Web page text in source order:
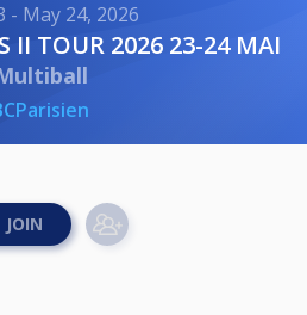
- May 24, 2026
II TOUR 2026 23-24 MAI